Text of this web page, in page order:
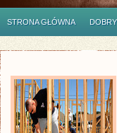
STRONA GŁÓWNA